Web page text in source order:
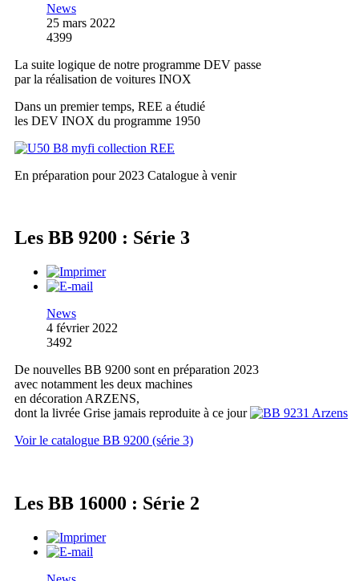
News
25 mars 2022
4399
La suite logique de notre programme DEV passe
par la réalisation de voitures INOX
Dans un premier temps, REE a étudié
les DEV INOX du programme 1950
En préparation pour 2023 Catalogue à venir
Les BB 9200 : Série 3
News
4 février 2022
3492
De nouvelles BB 9200 sont en préparation 2023
avec notamment les deux machines
en décoration ARZENS,
dont la livrée Grise jamais reproduite à ce jour
Voir le catalogue BB 9200 (série 3)
Les BB 16000 : Série 2